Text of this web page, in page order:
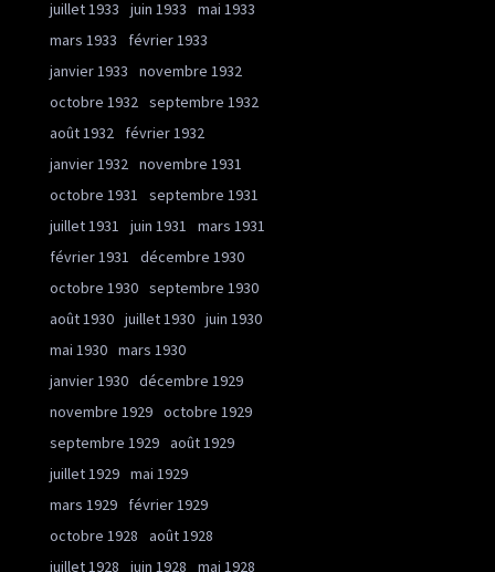
juillet 1933
juin 1933
mai 1933
mars 1933
février 1933
janvier 1933
novembre 1932
octobre 1932 septembre 1932
août 1932
février 1932
janvier 1932 novembre 1931
octobre 1931
septembre 1931
juillet 1931
juin 1931
mars 1931
février 1931
décembre 1930
octobre 1930 septembre 1930
août 1930 juillet 1930 juin 1930
mai 1930 mars 1930
janvier 1930 décembre 1929
novembre 1929 octobre 1929
septembre 1929 août 1929
juillet 1929 mai 1929
mars 1929
février 1929
octobre 1928
août 1928
juillet 1928
juin 1928 mai 1928